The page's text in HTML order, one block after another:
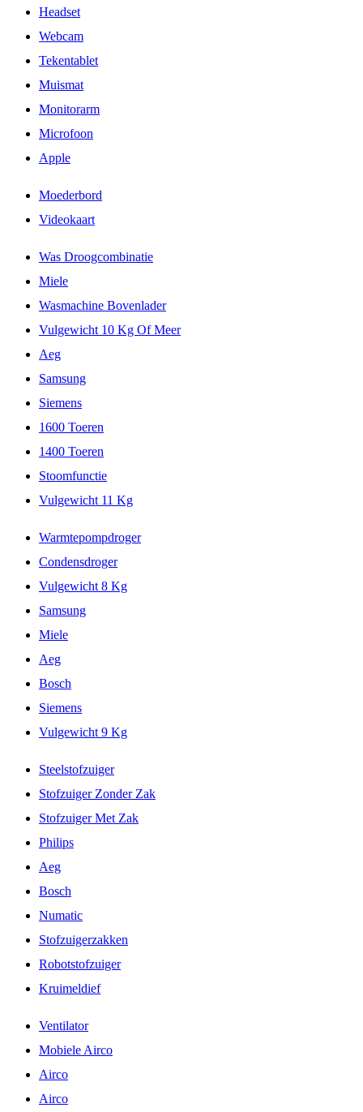
Headset
Webcam
Tekentablet
Muismat
Monitorarm
Microfoon
Apple
Moederbord
Videokaart
Was Droogcombinatie
Miele
Wasmachine Bovenlader
Vulgewicht 10 Kg Of Meer
Aeg
Samsung
Siemens
1600 Toeren
1400 Toeren
Stoomfunctie
Vulgewicht 11 Kg
Warmtepompdroger
Condensdroger
Vulgewicht 8 Kg
Samsung
Miele
Aeg
Bosch
Siemens
Vulgewicht 9 Kg
Steelstofzuiger
Stofzuiger Zonder Zak
Stofzuiger Met Zak
Philips
Aeg
Bosch
Numatic
Stofzuigerzakken
Robotstofzuiger
Kruimeldief
Ventilator
Mobiele Airco
Airco
Airco